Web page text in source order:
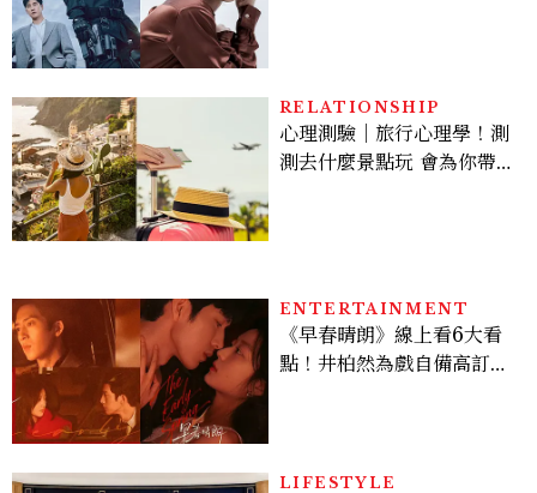
多大？
RELATIONSHIP
心理測驗｜旅行心理學！測
測去什麼景點玩 會為你帶來
ENTERTAINMENT
《早春晴朗》線上看6大看
點！井柏然為戲自備高訂，
LIFESTYLE